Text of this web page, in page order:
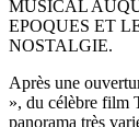
MUSICAL
EPOQUES ET
NOSTALGIE.
Après une
», du célèbre film
panorama très